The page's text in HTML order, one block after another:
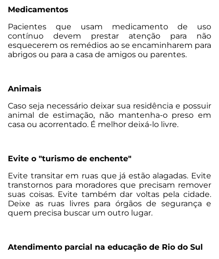
Medicamentos
Pacientes que usam medicamento de uso
contínuo devem prestar atenção para não
esquecerem os remédios ao se encaminharem para
abrigos ou para a casa de amigos ou parentes.
Animais
Caso seja necessário deixar sua residência e possuir
animal de estimação, não mantenha-o preso em
casa ou acorrentado. É melhor deixá-lo livre.
Evite o "turismo de enchente"
Evite transitar em ruas que já estão alagadas. Evite
transtornos para moradores que precisam remover
suas coisas. Evite também dar voltas pela cidade.
Deixe as ruas livres para órgãos de segurança e
quem precisa buscar um outro lugar.
Atendimento parcial na educação de Rio do Sul